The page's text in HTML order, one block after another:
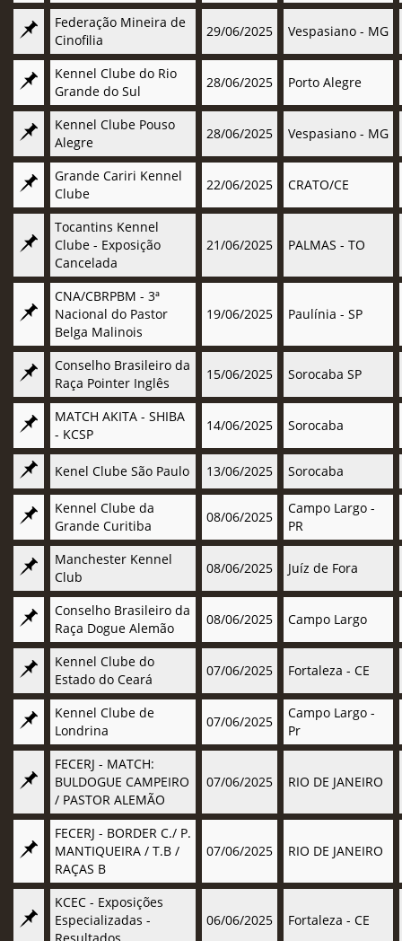
Federação Mineira de
Cinofilia
29/06/2025 Vespasiano - MG
Kennel Clube do Rio
Grande do Sul
28/06/2025 Porto Alegre
Kennel Clube Pouso
Alegre
28/06/2025 Vespasiano - MG
Grande Cariri Kennel
Clube
22/06/2025 CRATO/CE
Tocantins Kennel
Clube - Exposição
Cancelada
21/06/2025 PALMAS - TO
CNA/CBRPBM - 3ª
Nacional do Pastor
Belga Malinois
19/06/2025 Paulínia - SP
Conselho Brasileiro da
Raça Pointer Inglês
15/06/2025 Sorocaba SP
MATCH AKITA - SHIBA
- KCSP
14/06/2025 Sorocaba
Kenel Clube São Paulo 13/06/2025 Sorocaba
Kennel Clube da
Grande Curitiba
08/06/2025
Campo Largo -
PR
Manchester Kennel
Club
08/06/2025 Juíz de Fora
Conselho Brasileiro da
Raça Dogue Alemão
08/06/2025 Campo Largo
Kennel Clube do
Estado do Ceará
07/06/2025 Fortaleza - CE
Kennel Clube de
Londrina
07/06/2025
Campo Largo -
Pr
FECERJ - MATCH:
BULDOGUE CAMPEIRO
/ PASTOR ALEMÃO
07/06/2025 RIO DE JANEIRO
FECERJ - BORDER C./ P.
MANTIQUEIRA / T.B /
RAÇAS B
07/06/2025 RIO DE JANEIRO
KCEC - Exposições
Especializadas -
06/06/2025 Fortaleza - CE